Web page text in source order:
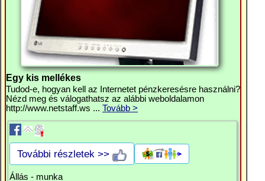
Egy kis mellékes
Tudod-e, hogyan kell az Internetet pénzkeresésre használni?
Nézd meg és válogathatsz az alábbi weboldalamon
http://www.netstaff.ws ... Tovább >
További részletek >>
Állás - munka